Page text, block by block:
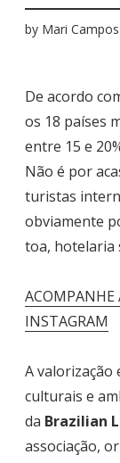
by Mari Campos
De acordo
os 18 países
entre 15 e
Não é por
turistas
obviamente
toa, hotelaria
INSTAGRAM
A valorização
culturais e
da Brazilian
associação,